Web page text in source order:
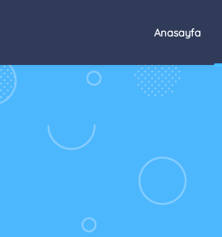
Anasayfa